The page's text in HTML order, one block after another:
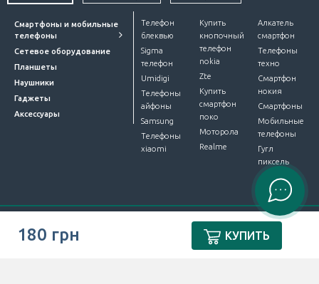
180 грн КУПИТЬ
Смартфоны и мобильные
телефоны
Сетевое оборудование
Планшеты
Наушники
Гаджеты
Аксессуары
Телефон
блеквью
Sigma
телефон
Umidigi
Телефоны
айфоны
Samsung
Телефоны
xiaomi
Купить
кнопочный
телефон
nokia
Zte
Купить
смартфон
поко
Моторола
Realme
Алкатель
смартфон
Телефоны
техно
Смартфон
нокия
Смартфоны
Мобильные
телефоны
Гугл
пиксель
Интернет-магазин Device Market © 2012-2026. Все права
ПУБЛІЧНА ОФЕРТА.